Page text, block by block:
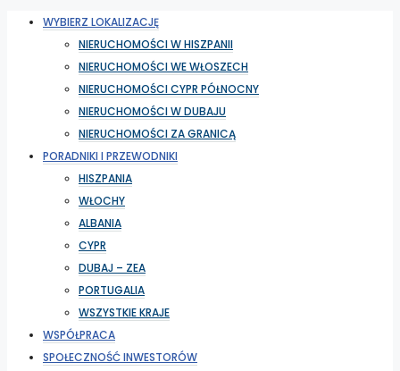
WYBIERZ LOKALIZACJĘ
NIERUCHOMOŚCI W HISZPANII
NIERUCHOMOŚCI WE WŁOSZECH
NIERUCHOMOŚCI CYPR PÓŁNOCNY
NIERUCHOMOŚCI W DUBAJU
NIERUCHOMOŚCI ZA GRANICĄ
PORADNIKI I PRZEWODNIKI
HISZPANIA
WŁOCHY
ALBANIA
CYPR
DUBAJ – ZEA
PORTUGALIA
WSZYSTKIE KRAJE
WSPÓŁPRACA
SPOŁECZNOŚĆ INWESTORÓW